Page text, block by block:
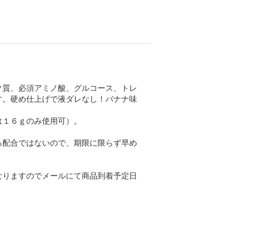
、必須アミノ酸、グルコース、トレ
硬め仕上げで液ダレなし！バナナ味
６ｇのみ使用可）。
合ではないので、期限に限らず早め
ますのでメールにて商品到着予定日